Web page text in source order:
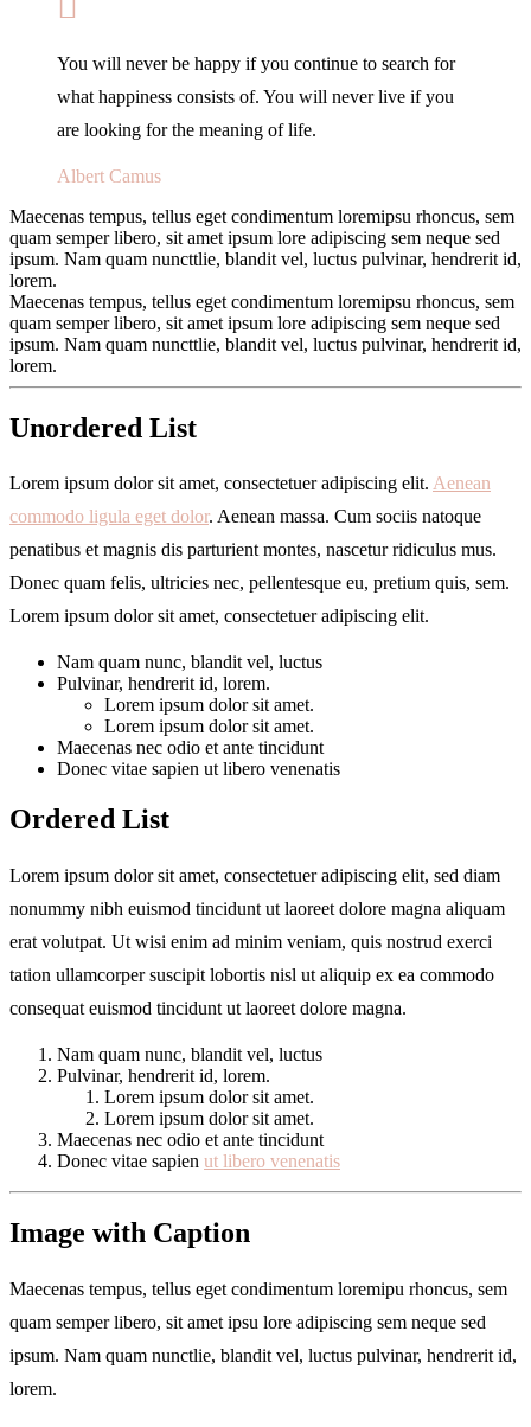
You will never be happy if you continue to search for
what happiness consists of. You will never live if you
are looking for the meaning of life.
Albert Camus
Maecenas tempus, tellus eget condimentum loremipsu rhoncus, sem
quam semper libero, sit amet ipsum lore adipiscing sem neque sed
ipsum. Nam quam nuncttlie, blandit vel, luctus pulvinar, hendrerit id,
lorem.
Maecenas tempus, tellus eget condimentum loremipsu rhoncus, sem
quam semper libero, sit amet ipsum lore adipiscing sem neque sed
ipsum. Nam quam nuncttlie, blandit vel, luctus pulvinar, hendrerit id,
lorem.
Unordered List
Lorem ipsum dolor sit amet, consectetuer adipiscing elit. Aenean
commodo ligula eget dolor. Aenean massa. Cum sociis natoque
penatibus et magnis dis parturient montes, nascetur ridiculus mus.
Donec quam felis, ultricies nec, pellentesque eu, pretium quis, sem.
Lorem ipsum dolor sit amet, consectetuer adipiscing elit.
Nam quam nunc, blandit vel, luctus
Pulvinar, hendrerit id, lorem.
Lorem ipsum dolor sit amet.
Lorem ipsum dolor sit amet.
Maecenas nec odio et ante tincidunt
Donec vitae sapien ut libero venenatis
Ordered List
Lorem ipsum dolor sit amet, consectetuer adipiscing elit, sed diam
nonummy nibh euismod tincidunt ut laoreet dolore magna aliquam
erat volutpat. Ut wisi enim ad minim veniam, quis nostrud exerci
tation ullamcorper suscipit lobortis nisl ut aliquip ex ea commodo
consequat euismod tincidunt ut laoreet dolore magna.
Nam quam nunc, blandit vel, luctus
Pulvinar, hendrerit id, lorem.
Lorem ipsum dolor sit amet.
Lorem ipsum dolor sit amet.
Maecenas nec odio et ante tincidunt
Donec vitae sapien ut libero venenatis
Image with Caption
Maecenas tempus, tellus eget condimentum loremipu rhoncus, sem
quam semper libero, sit amet ipsu lore adipiscing sem neque sed
ipsum. Nam quam nunctlie, blandit vel, luctus pulvinar, hendrerit id,
lorem.